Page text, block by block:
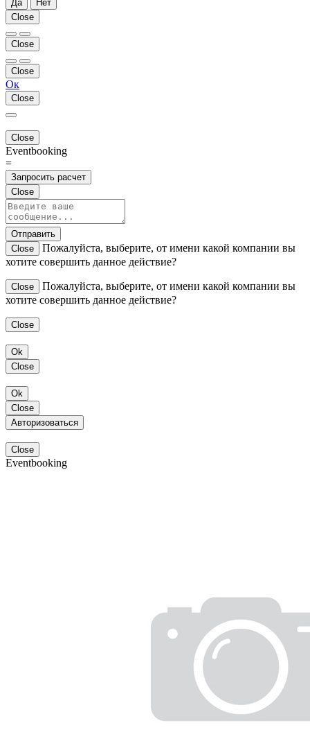
Да
Нет
Close
Close
Close
Ок
Close
Close
Eventbooking
=
Запросить расчет
Close
Отправить
Close
Пожалуйста, выберите, от имени какой компании вы
хотите совершить данное действие?
Close
Пожалуйста, выберите, от имени какой компании вы
хотите совершить данное действие?
Close
Ok
Close
Ok
Close
Авторизоваться
Close
Eventbooking